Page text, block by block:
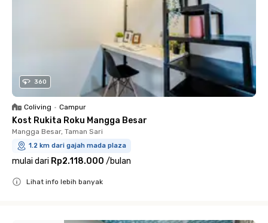
360
Coliving • Campur
Kost Rukita Roku Mangga Besar
Mangga Besar, Taman Sari
1.2 km dari gajah mada plaza
mulai dari Rp2.118.000 /bulan
Lihat info lebih banyak